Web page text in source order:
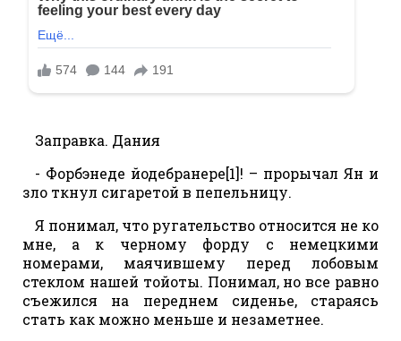
Заправка. Дания
- Форбэнеде йодебранере[1]! – прорычал Ян и
зло ткнул сигаретой в пепельницу.
Я понимал, что ругательство относится не ко
мне, а к черному форду с немецкими
номерами, маячившему перед лобовым
стеклом нашей тойоты. Понимал, но все равно
съежился на переднем сиденье, стараясь
стать как можно меньше и незаметнее.